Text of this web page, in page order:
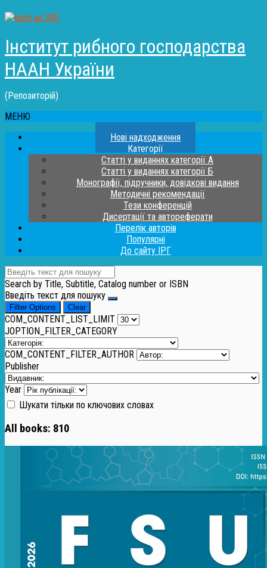
Інститут рибного господарства
НААН України
(Репозиторій)
МЕНЮ
Нові надходження
Категорії
Статті у виданнях категорії А
Статті у виданнях категорії Б
Монографії, підручники, довідкові видання
Методичні рекомендації
Тези конференцій
Дисертації та автореферати
Перелік авторів
Популярні
До сайту ІРГ
Search by Title, Subtitle, Catalog number or ISBN
Введіть текст для пошуку
Filter Options Clear
COM_CONTENT_LIST_LIMIT
JOPTION_FILTER_CATEGORY
COM_CONTENT_FILTER_AUTHOR
Publisher
Year
Шукати тільки по ключових словах
All books: 810